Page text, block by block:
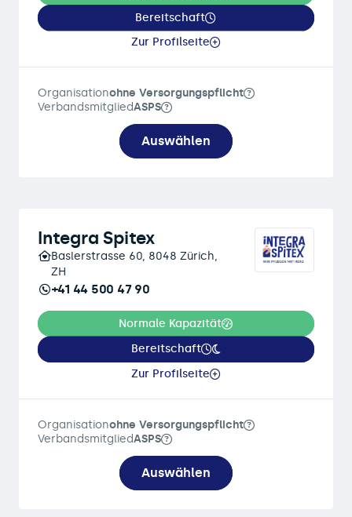
Bereitschaft
Zur Profilseite
Organisationohne Versorgungspflicht
VerbandsmitgliedASPS
Auswählen
Integra Spitex
Baslerstrasse 60, 8048 Zürich,
ZH
+41 44 500 47 90
Normale Kapazität
Bereitschaft
Zur Profilseite
Organisationohne Versorgungspflicht
VerbandsmitgliedASPS
Auswählen